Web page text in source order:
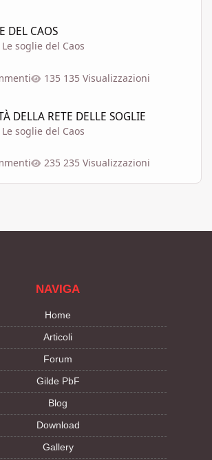
DEL CAOS
Le soglie del Caos
135 Visualizzazioni
DELLA RETE DELLE SOGLIE
Le soglie del Caos
235 Visualizzazioni
NAVIGA
Home
Articoli
Forum
Gilde PbF
Blog
Download
Gallery